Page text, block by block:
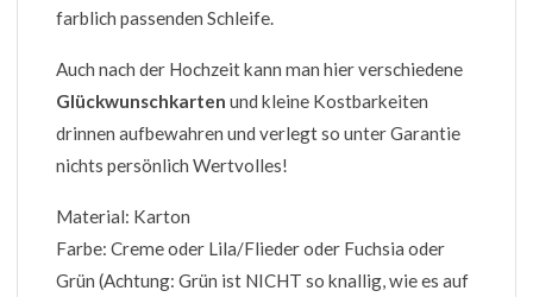
farblich passenden Schleife.
Auch nach der Hochzeit kann man hier verschiedene
Glückwunschkarten und kleine Kostbarkeiten
drinnen aufbewahren und verlegt so unter Garantie
nichts persönlich Wertvolles!
Material: Karton
Farbe: Creme oder Lila/Flieder oder Fuchsia oder
Grün (Achtung: Grün ist NICHT so knallig, wie es auf